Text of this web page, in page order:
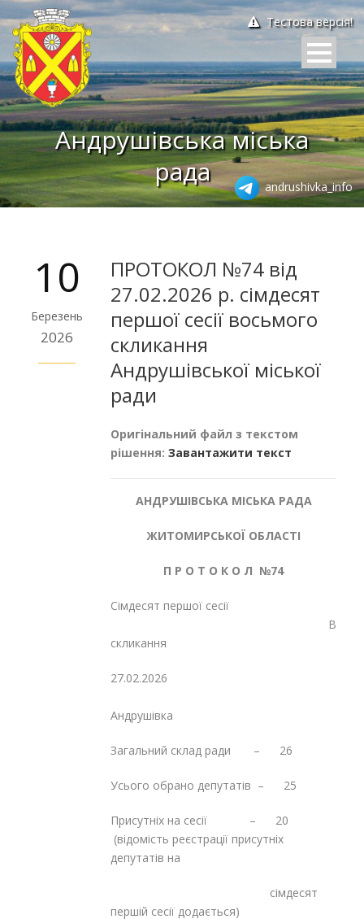
Тестова версія!
Андрушівська міська
рада
andrushivka_info
10
Березень
2026
ПРОТОКОЛ №74 від
27.02.2026 р. сімдесят
першої сесії восьмого
скликання
Андрушівської міської
ради
Оригінальний файл з текстом
рішення: Завантажити текст
АНДРУШІВСЬКА МІСЬКА РАДА
ЖИТОМИРСЬКОЇ ОБЛАСТІ
П Р О Т О К О Л №74
Сімдесят першої сесії
скликання
27.02.2026
Андрушівка
Загальний склад ради – 26
Усього обрано депутатів – 25
Присутніх на сесії – 20
(відомість реєстрації присутніх
депутатів на
сімдесят
першій сесії додається)